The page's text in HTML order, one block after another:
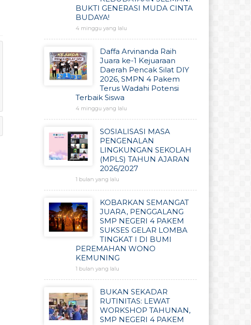
BUKTI GENERASI MUDA CINTA
BUDAYA!
4 minggu yang lalu
Daffa Arvinanda Raih
Juara ke-1 Kejuaraan
Daerah Pencak Silat DIY
2026, SMPN 4 Pakem
Terus Wadahi Potensi
Terbaik Siswa
4 minggu yang lalu
SOSIALISASI MASA
PENGENALAN
LINGKUNGAN SEKOLAH
(MPLS) TAHUN AJARAN
2026/2027
1 bulan yang lalu
KOBARKAN SEMANGAT
JUARA, PENGGALANG
SMP NEGERI 4 PAKEM
SUKSES GELAR LOMBA
TINGKAT I DI BUMI
PEREMAHAN WONO
KEMUNING
1 bulan yang lalu
BUKAN SEKADAR
RUTINITAS: LEWAT
WORKSHOP TAHUNAN,
SMP NEGERI 4 PAKEM